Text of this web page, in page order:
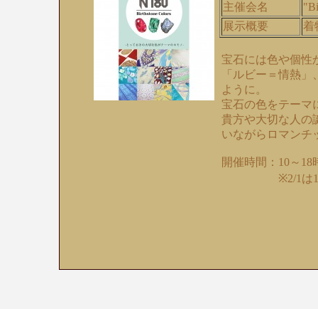
主催会名
展示概要
着
宝石には色や個性
「ルビー＝情熱
ように。
宝石の色をテーマ
貴方や大切な人の
いながらロマンチ
開催時間：10～18
※2/1は13